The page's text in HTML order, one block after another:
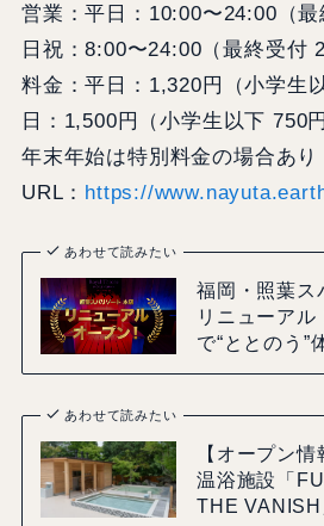
営業：平日：10:00〜24:00（
日祝：8:00〜24:00（最終受付
料金：平日：1,320円（小学生
日：1,500円（小学生以下 750
年末年始は特別料金の場合あり
URL： https://
あわせて読みたい
福岡・照葉ス
リニューアル
で“ととのう”
あわせて読みたい
【オープン
温浴施設「
THE VANISH